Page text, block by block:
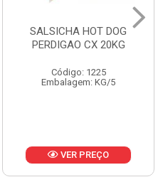
PERNIL SUINO C/OSSO
COPAVEL KG
Código: 12301
Embalagem: CX/± 19,56 KG
VER PREÇO